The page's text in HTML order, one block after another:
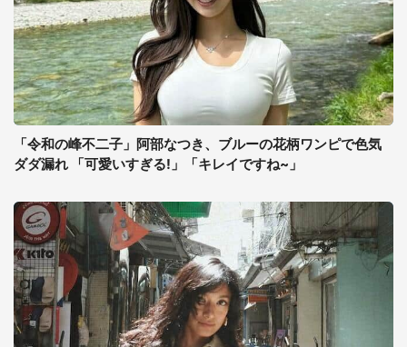
「令和の峰不二子」阿部なつき、ブルーの花柄ワンピで色気
ダダ漏れ 「可愛いすぎる!」「キレイですね~」